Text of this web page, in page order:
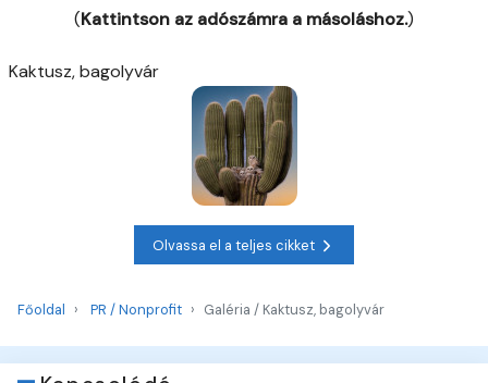
(Kattintson az adószámra a másoláshoz.)
Kaktusz, bagolyvár
Olvassa el a teljes cikket
Főoldal PR / Nonprofit Galéria / Kaktusz, bagolyvár